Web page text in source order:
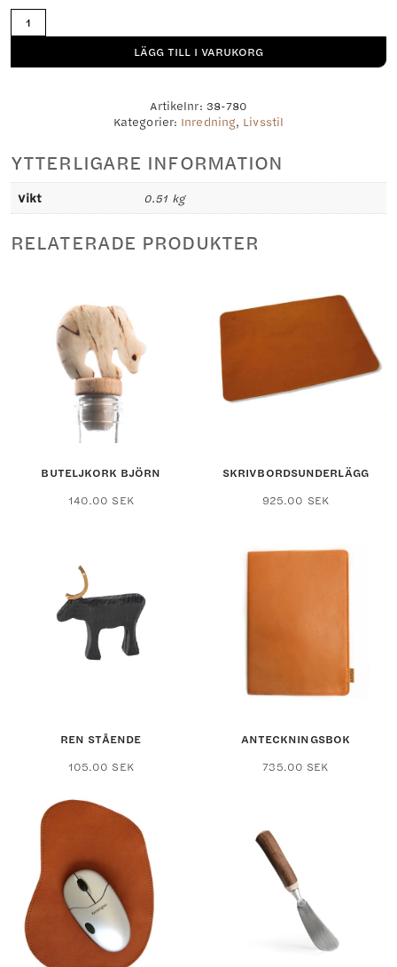
Kudde
ren
LÄGG TILL I VARUKORG
Artikelnr: 38-780
Kategorier: Inredning, Livsstil
YTTERLIGARE INFORMATION
Vikt 0.51 kg
RELATERADE PRODUKTER
BUTELJKORK BJÖRN
140.00 SEK
SKRIVBORDSUNDERLÄGG
925.00 SEK
REN STÅENDE
105.00 SEKDen
flera
varianter.
De
olika
alternativen
kan
väljas
på
produktsidan
ANTECKNINGSBOK
735.00 SEK